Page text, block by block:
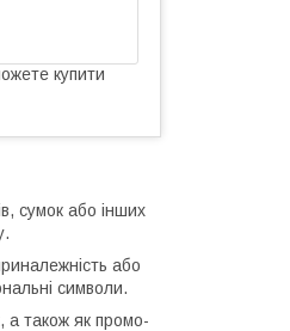
купити
сумок або інших
або
символи.
а також як промо-